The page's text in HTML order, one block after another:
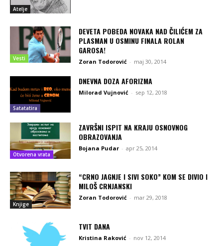
Atelje
Vesti
DEVETA POBEDA NOVAKA NAD ČILIĆEM ZA
PLASMAN U OSMINU FINALA ROLAN
GAROSA!
Zoran Todorović - maj 30, 2014
Satatatira
DNEVNA DOZA AFORIZMA
Milorad Vujnović - sep 12, 2018
Otvorena vrata
ZAVRŠNI ISPIT NA KRAJU OSNOVNOG
OBRAZOVANJA
Bojana Pudar - apr 25, 2014
Knjige
“CRNO JAGNJE I SIVI SOKO” KOM SE DIVIO I
MILOŠ CRNJANSKI
Zoran Todorović - mar 29, 2018
TVIT DANA
Kristina Raković - nov 12, 2014